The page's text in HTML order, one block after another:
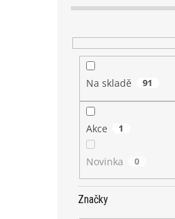
Na skladě 91
Akce 1
Novinka 0
Značky